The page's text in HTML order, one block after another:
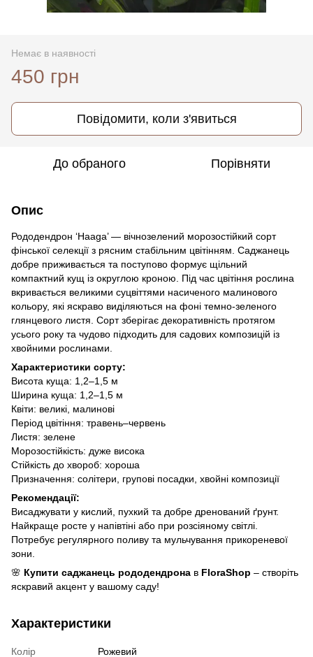
Немає в наявності
450 грн
Повідомити, коли з'явиться
До обраного Порівняти
Опис
Рододендрон ‘Haaga’ — вічнозелений морозостійкий сорт
фінської селекції з рясним стабільним цвітінням. Саджанець
добре приживається та поступово формує щільний
компактний кущ із округлою кроною. Під час цвітіння рослина
вкривається великими суцвіттями насиченого малинового
кольору, які яскраво виділяються на фоні темно-зеленого
глянцевого листя. Сорт зберігає декоративність протягом
усього року та чудово підходить для садових композицій із
хвойними рослинами.
Характеристики сорту:
Висота куща: 1,2–1,5 м
Ширина куща: 1,2–1,5 м
Квіти: великі, малинові
Період цвітіння: травень–червень
Листя: зелене
Морозостійкість: дуже висока
Стійкість до хвороб: хороша
Призначення: солітери, групові посадки, хвойні композиції
Рекомендації:
Висаджувати у кислий, пухкий та добре дренований ґрунт.
Найкраще росте у напівтіні або при розсіяному світлі.
Потребує регулярного поливу та мульчування прикореневої
зони.
🌸 Купити саджанець рододендрона в FloraShop – створіть
яскравий акцент у вашому саду!
Характеристики
Колір Рожевий